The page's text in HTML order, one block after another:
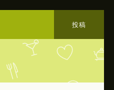
投稿